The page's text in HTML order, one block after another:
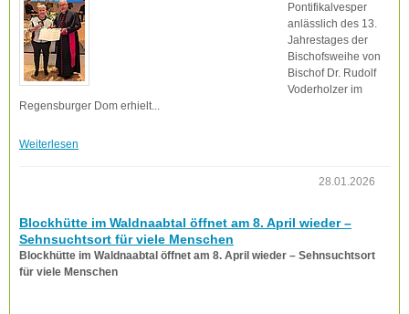
Pontifikalvesper
anlässlich des 13.
Jahrestages der
Bischofsweihe von
Bischof Dr. Rudolf
Voderholzer im
Regensburger Dom erhielt...
Weiterlesen
28.01.2026
Blockhütte im Waldnaabtal öffnet am 8. April wieder –
Sehnsuchtsort für viele Menschen
Blockhütte im Waldnaabtal öffnet am 8. April wieder – Sehnsuchtsort
für viele Menschen